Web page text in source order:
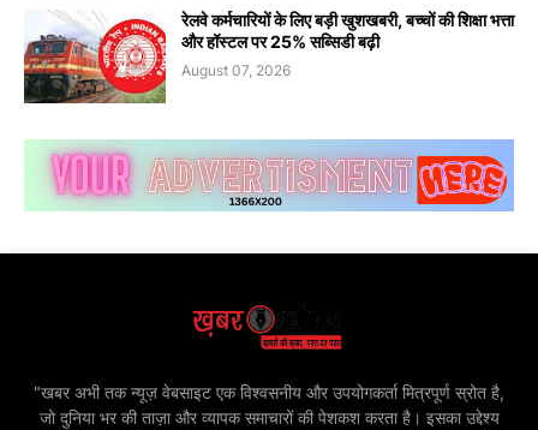
रेलवे कर्मचारियों के लिए बड़ी खुशखबरी, बच्चों की शिक्षा भत्ता
और हॉस्टल पर 25% सब्सिडी बढ़ी
August 07, 2026
"खबर अभी तक न्यूज़ वेबसाइट एक विश्वसनीय और उपयोगकर्ता मित्रपूर्ण स्रोत है,
जो दुनिया भर की ताज़ा और व्यापक समाचारों की पेशकश करता है। इसका उद्देश्य